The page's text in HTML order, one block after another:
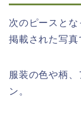
次のピースと
掲載された写真
服装の色や柄
ン。